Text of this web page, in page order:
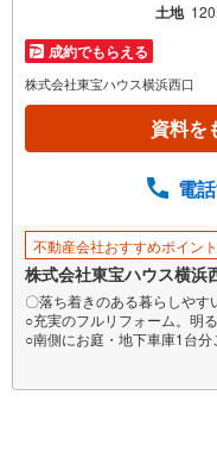
土地
成約でもらえる
株式会社東宝ハウス横浜西口
資料を
電
不動産会社おすすめポイント
株式会社東宝ハウス横浜
〇落ち着きのある暮らしやす
○充実のフルリフォーム。明
○南側にお庭・地下車庫1台分
「Yahoo！ 不動産 物件ご成
「資料をもらう」「見学予
※必ずYahoo！ JAPAN IDで
※PayPayボーナスライトは